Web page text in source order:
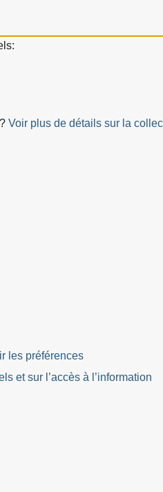
Voir plus de détails sur la
les préférences
et sur l’accès à l’information